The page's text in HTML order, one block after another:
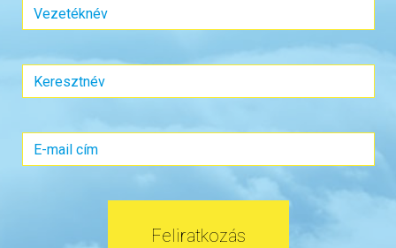
Feliratkozás